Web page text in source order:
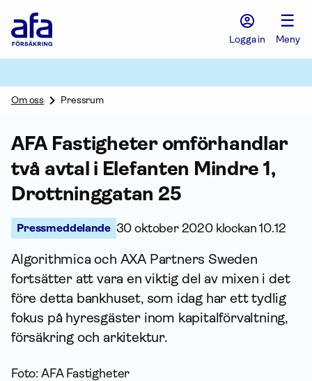
Försäkring
Logga in
☰
Meny
Om oss Pressrum
AFA Fastigheter omförhandlar
två avtal i Elefanten Mindre 1,
Drottninggatan 25
Pressmeddelande 30 oktober 2020 klockan 10.12
Algorithmica och AXA Partners Sweden
fortsätter att vara en viktig del av mixen i det
före detta bankhuset, som idag har ett tydlig
fokus på hyresgäster inom kapital­förvaltning,
för­säkring och arkitektur.
Foto: AFA Fastigheter